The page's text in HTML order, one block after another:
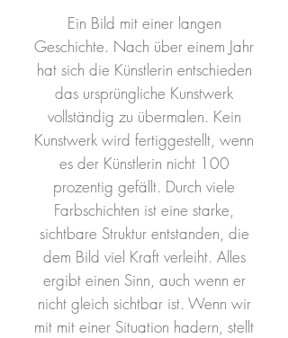
Ein Bild mit einer langen
Geschichte. Nach über einem Jahr
hat sich die Künstlerin entschieden
das ursprüngliche Kunstwerk
vollständig zu übermalen. Kein
Kunstwerk wird fertiggestellt, wenn
es der Künstlerin nicht 100
prozentig gefällt. Durch viele
Farbschichten ist eine starke,
sichtbare Struktur entstanden, die
dem Bild viel Kraft verleiht. Alles
ergibt einen Sinn, auch wenn er
nicht gleich sichtbar ist. Wenn wir
mit mit einer Situation hadern, stellt